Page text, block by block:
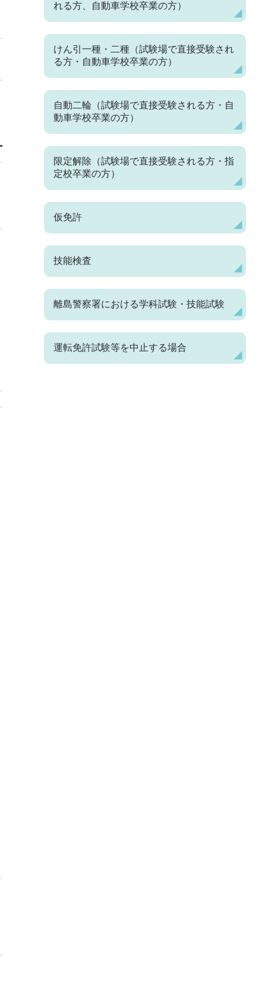
れる方、自動車学校卒業の方）
けん引一種・二種（試験場で直接受験され
る方・自動車学校卒業の方）
自動二輪（試験場で直接受験される方・自
動車学校卒業の方）
限定解除（試験場で直接受験される方・指
定校卒業の方）
仮免許
技能検査
離島警察署における学科試験・技能試験
運転免許試験等を中止する場合